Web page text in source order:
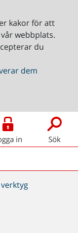
kakor för att
webbplats.
du
dem
in Sök